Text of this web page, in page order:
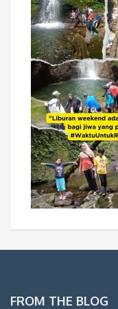
FROM THE BLOG